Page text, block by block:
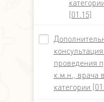
[01.15]
проведения
к.м.н., врача
категории